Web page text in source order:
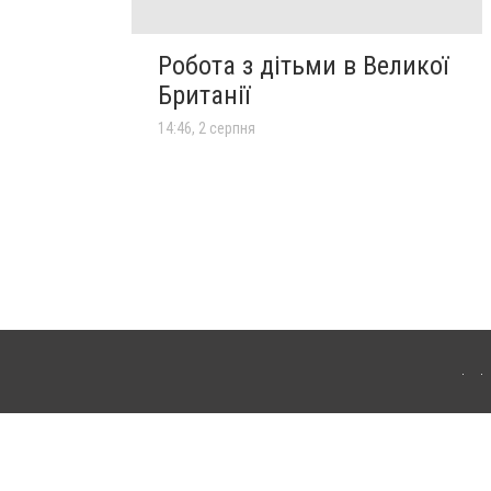
Робота з дітьми в Великої
Британії
14:46, 2 серпня